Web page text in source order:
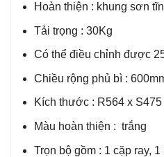
Hoàn thiện : khung sơn
Tải trọng : 30Kg
Có thể điều chỉnh được
Chiều rộng phủ bì :
Kích thước : R564 x
Màu hoàn thiện : trắng
Trọn bộ gồm : 1 cặp ray,